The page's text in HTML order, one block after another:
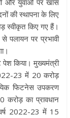
धामी ने
किया भ्रमण,
व्यवस्थाओं की
और युवाओं पर खास
की स्थापना के लिए
स्वीकृत किए गए हैं।
पलायन पर प्रभावी
किया। मुख्यमंत्री
23 में 20 करोड़
फिटनेस उपकरण
करोड़ का प्रावधान
वर्ष 2022-23 में 15